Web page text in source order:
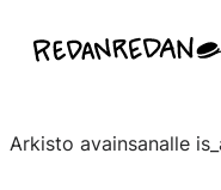
suoraan
Linda Saukko-Rauta, Redanredan Oy
piirrosvideoita
Arkisto avainsanalle